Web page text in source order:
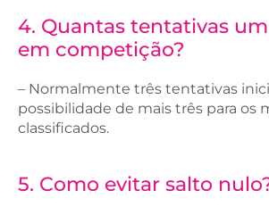
4. Quantas tentativas
em competição?
– Normalmente três tentativas
possibilidade de mais três para os
classificados.
5. Como evitar salto